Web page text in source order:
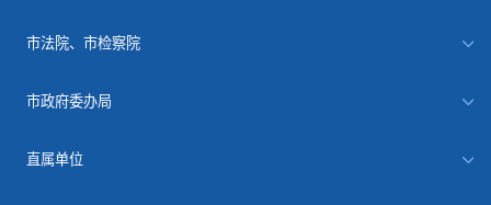
市法院、市检察院
市政府委办局
直属单位